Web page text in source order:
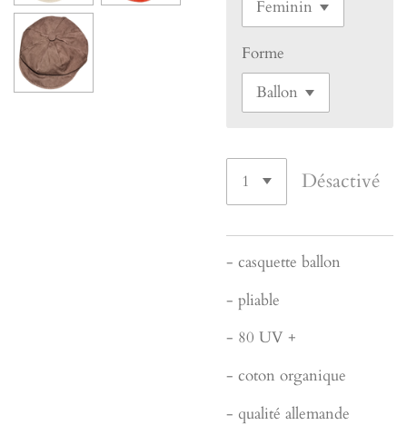
Forme
Désactivé
- casquette ballon
- pliable
- 80 UV +
- coton organique
- qualité allemande